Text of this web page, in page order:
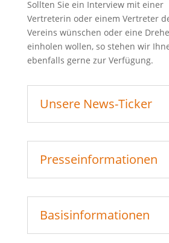
Sollten Sie ein Interview mit einer
Vertreterin oder einem Vertreter
Vereins wünschen oder eine
einholen wollen, so stehen wir
ebenfalls gerne zur Verfügung.
Unsere News-Ticker
Presseinformationen
Basisinformationen